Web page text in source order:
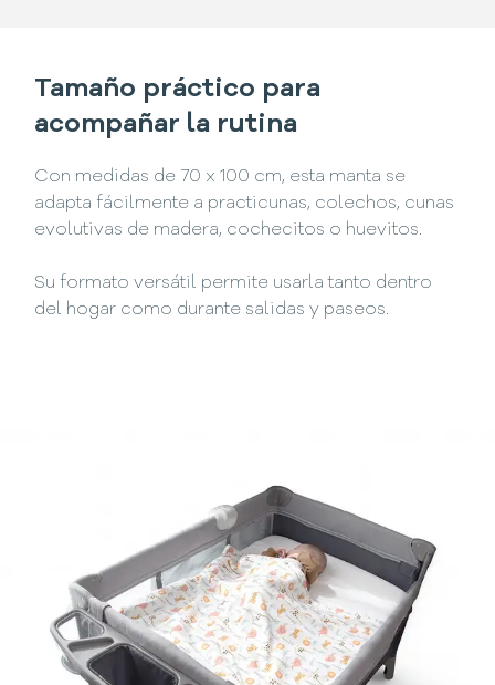
Tamaño práctico para
acompañar la rutina
Con medidas de 70 x 100 cm, esta manta se
adapta fácilmente a practicunas, colechos, cunas
evolutivas de madera, cochecitos o huevitos.
Su formato versátil permite usarla tanto dentro
del hogar como durante salidas y paseos.